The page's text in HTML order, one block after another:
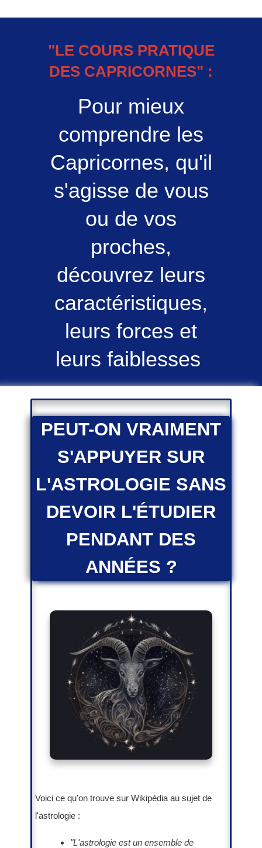
"LE COURS PRATIQUE
DES CAPRICORNES" :
Pour mieux
comprendre les
Capricornes, qu'il
s'agisse de vous
ou de vos
proches,
découvrez leurs
caractéristiques,
leurs forces et
leurs faiblesses
PEUT-ON VRAIMENT
S'APPUYER SUR
L'ASTROLOGIE SANS
DEVOIR L'ÉTUDIER
PENDANT DES
ANNÉES ?
Voici ce qu'on trouve sur Wikipédia au sujet de
l'astrologie :
"L'astrologie est un ensemble de